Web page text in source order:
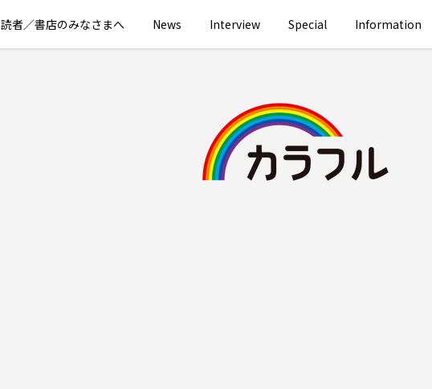
読者／書店のみなさまへ News Interview Special Information